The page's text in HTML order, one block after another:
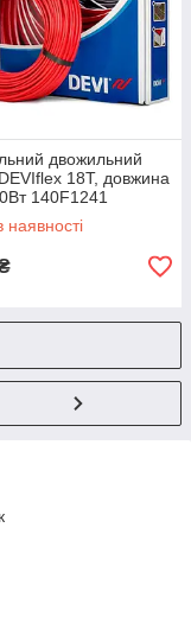
двожильний
18T, довжина
140F1241